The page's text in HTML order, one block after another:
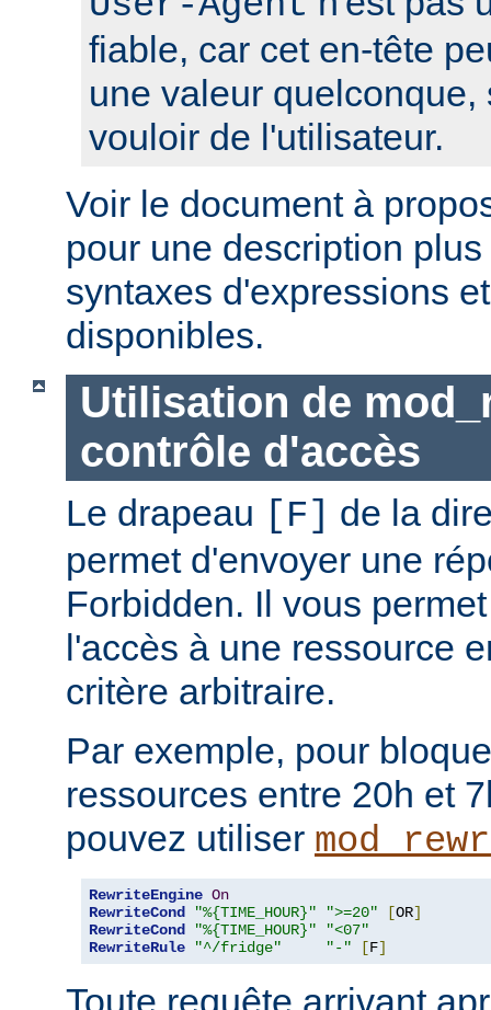
fiable, car cet en-tête
une valeur quelconque,
vouloir de l'utilisateur.
Voir le document à
pour une description
syntaxes d'expressions
disponibles.
Utilisation de
contrôle d'accès
Le drapeau [F] de la
permet d'envoyer une
Forbidden. Il vous
l'accès à une ressource
critère arbitraire.
Par exemple, pour
ressources entre 20h et
pouvez utiliser
RewriteEngine On
RewriteCond
"%{TIME_HOUR}" ">=20" [OR]
RewriteCond
"%{TIME_HOUR}"
"<07"
RewriteRule
"^/fridge" "-" [F]
Toute requête arrivant